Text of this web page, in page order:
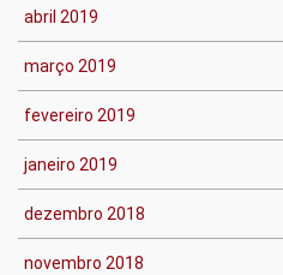
abril 2019
março 2019
fevereiro 2019
janeiro 2019
dezembro 2018
novembro 2018